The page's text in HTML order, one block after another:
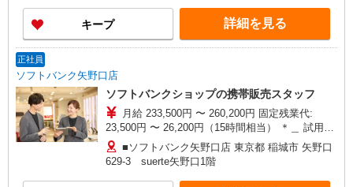
キープ 詳細を見る
正社員
ソフトバンク矢野口店
ソフトバンクショップの携帯販売スタッフ
月給 233,500円 〜 260,200円 固定残業代:
23,500円 〜 26,200円（15時間相当） ＊＿ 試用期
間あり 6ヶ月 月給25万円以上 ※経験・能力による
【試用期間】月給 233500 円 〜 260200 円
■ソフトバンク矢野口店 東京都 稲城市 矢野口
629‐3 suerte矢野口1階